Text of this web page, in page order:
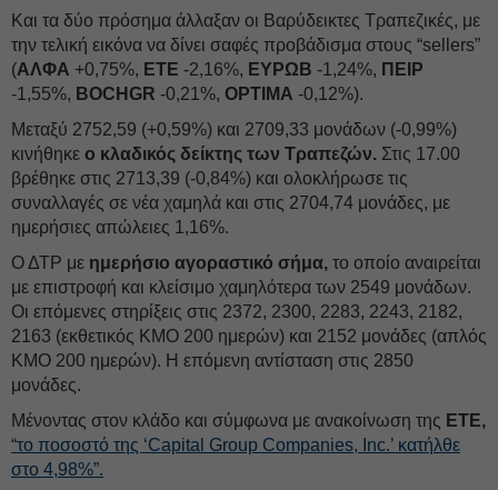
Και τα δύο πρόσημα άλλαξαν οι Βαρύδεικτες Τραπεζικές, με
την τελική εικόνα να δίνει σαφές προβάδισμα στους “sellers”
(ΑΛΦΑ +0,75%, ΕΤΕ -2,16%, ΕΥΡΩΒ -1,24%, ΠΕΙΡ
-1,55%, BOCHGR -0,21%, OPTIMA -0,12%).
Μεταξύ 2752,59 (+0,59%) και 2709,33 μονάδων (-0,99%)
κινήθηκε ο κλαδικός δείκτης των Τραπεζών. Στις 17.00
βρέθηκε στις 2713,39 (-0,84%) και ολοκλήρωσε τις
συναλλαγές σε νέα χαμηλά και στις 2704,74 μονάδες, με
ημερήσιες απώλειες 1,16%.
Ο ΔΤΡ με ημερήσιο αγοραστικό σήμα, το οποίο αναιρείται
με επιστροφή και κλείσιμο χαμηλότερα των 2549 μονάδων.
Οι επόμενες στηρίξεις στις 2372, 2300, 2283, 2243, 2182,
2163 (εκθετικός ΚΜΟ 200 ημερών) και 2152 μονάδες (απλός
ΚΜΟ 200 ημερών). Η επόμενη αντίσταση στις 2850
μονάδες.
Μένοντας στον κλάδο και σύμφωνα με ανακοίνωση της ΕΤΕ,
“το ποσοστό της ‘Capital Group Companies, Inc.’ κατήλθε
στο 4,98%”.